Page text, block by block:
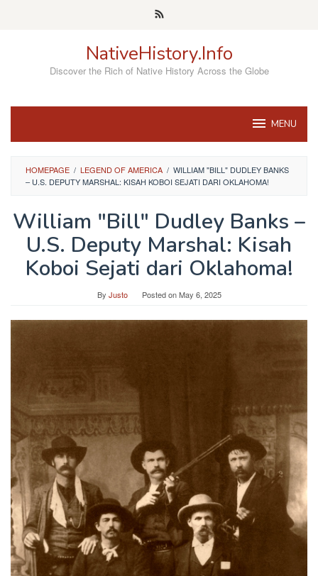
NativeHistory.Info
Discover the Rich of Native History Across the Globe
MENU
HOMEPAGE / LEGEND OF AMERICA / WILLIAM "BILL" DUDLEY BANKS
– U.S. DEPUTY MARSHAL: KISAH KOBOI SEJATI DARI OKLAHOMA!
William "Bill" Dudley Banks –
U.S. Deputy Marshal: Kisah
Koboi Sejati dari Oklahoma!
By Justo Posted onMay 6, 2025